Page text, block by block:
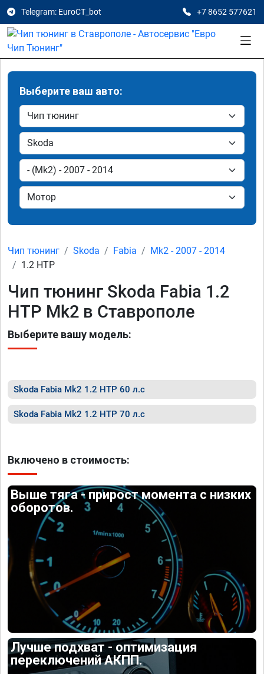
Telegram: EuroCT_bot +7 8652 577621
Выберите ваш авто:
Чип тюнинг Skoda Fabia
Mk2 - 2007 - 2014
1.2 HTP
Чип тюнинг Skoda Fabia 1.2
HTP Mk2 в Ставрополе
Выберите вашу модель:
Skoda Fabia Mk2 1.2 HTP 60 л.с
Skoda Fabia Mk2 1.2 HTP 70 л.с
Включено в стоимость:
Выше тяга - прирост момента с низких
оборотов.
Лучше подхват - оптимизация
переключений АКПП.